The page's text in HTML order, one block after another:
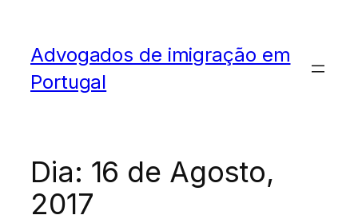
Advogados de imigração em
Portugal
Dia: 16 de Agosto,
2017